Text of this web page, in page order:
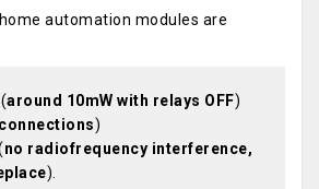
automation modules are
around 10mW with relays OFF)
)
no radiofrequency interference,
).